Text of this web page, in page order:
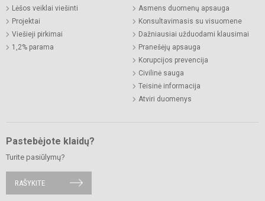
Lėšos veiklai viešinti
Projektai
Viešieji pirkimai
1,2% parama
Asmens duomenų apsauga
Konsultavimasis su visuomene
Dažniausiai užduodami klausimai
Pranešėjų apsauga
Korupcijos prevencija
Civilinė sauga
Teisinė informacija
Atviri duomenys
Pastebėjote klaidų?
Turite pasiūlymų?
RAŠYKITE